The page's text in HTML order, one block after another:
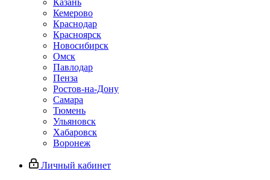
Казань
Кемерово
Краснодар
Красноярск
Новосибирск
Омск
Павлодар
Пенза
Ростов-на-Дону
Самара
Тюмень
Ульяновск
Хабаровск
Воронеж
Личный кабинет